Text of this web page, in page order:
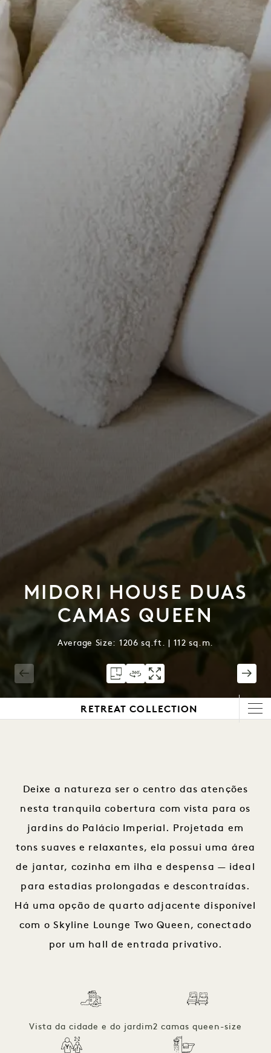
MIDORI HOUSE DUAS
CAMAS QUEEN
Average Size: 1206 sq.ft. | 112 sq.m.
RETREAT COLLECTION
Deixe a natureza ser o centro das atenções
nesta tranquila cobertura com vista para os
jardins do Palácio Imperial. Projetada em
tons suaves e relaxantes, ela possui uma área
de jantar, cozinha em ilha e despensa — ideal
para estadias prolongadas e descontraídas.
Há uma opção de quarto adjacente disponível
com o Skyline Lounge Two Queen, conectado
por um hall de entrada privativo.
Vista da cidade e do jardim2 camas queen-size